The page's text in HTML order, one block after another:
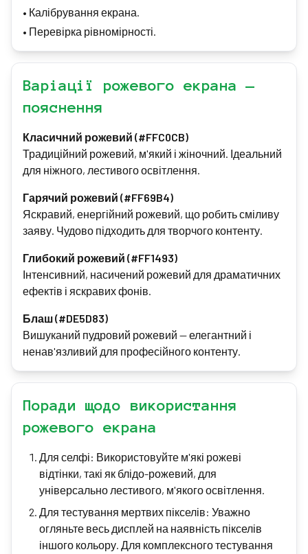
• Калібрування екрана.
• Перевірка рівномірності.
Варіації рожевого екрана —
пояснення
Класичний рожевий (#FFC0CB)
Традиційний рожевий, м'який і жіночний. Ідеальний
для ніжного, лестивого освітлення.
Гарячий рожевий (#FF69B4)
Яскравий, енергійний рожевий, що робить сміливу
заяву. Чудово підходить для творчого контенту.
Глибокий рожевий (#FF1493)
Інтенсивний, насичений рожевий для драматичних
ефектів і яскравих фонів.
Блаш (#DE5D83)
Вишуканий пудровий рожевий — елегантний і
ненав'язливий для професійного контенту.
Поради щодо використання
рожевого екрана
Для селфі: Використовуйте м'які рожеві
відтінки, такі як блідо-рожевий, для
універсально лестивого, м'якого освітлення.
Для тестування мертвих пікселів: Уважно
огляньте весь дисплей на наявність пікселів
іншого кольору. Для комплексного тестування